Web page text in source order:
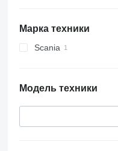
Марка техники
Scania
Модель техники